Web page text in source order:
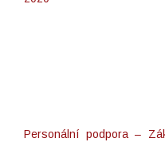
Personální podpora –